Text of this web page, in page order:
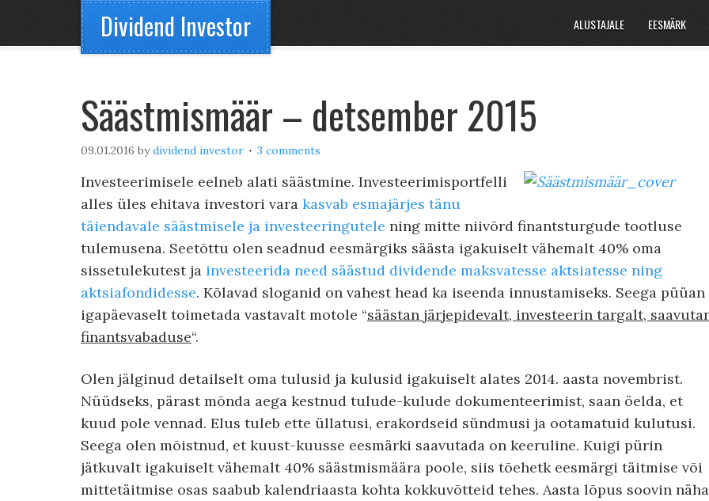
Dividend Investor ALUSTAJALE EESMÄRK
Säästmismäär – detsember 2015
09.01.2016 bydividend investor 3 comments
Investeerimisele eelneb alati säästmine. Investeerimisportfelli
alles üles ehitava investori vara kasvab esmajärjes tänu
täiendavale säästmisele ja investeeringutele ning mitte niivõrd finantsturgude tootluse
tulemusena. Seetõttu olen seadnud eesmärgiks säästa igakuiselt vähemalt 40% oma
sissetulekutest ja investeerida need säästud dividende maksvatesse aktsiatesse ning
aktsiafondidesse. Kõlavad sloganid on vahest head ka iseenda innustamiseks. Seega püüan
igapäevaselt toimetada vastavalt motole “säästan järjepidevalt, investeerin targalt,
finantsvabaduse“.
Olen jälginud detailselt oma tulusid ja kulusid igakuiselt alates 2014. aasta novembrist.
Nüüdseks, pärast mõnda aega kestnud tulude-kulude dokumenteerimist, saan öelda, et
kuud pole vennad. Elus tuleb ette üllatusi, erakordseid sündmusi ja ootamatuid kulutusi.
Seega olen mõistnud, et kuust-kuusse eesmärki saavutada on keeruline. Kuigi pürin
jätkuvalt igakuiselt vähemalt 40% säästmismäära poole, siis tõehetk eesmärgi täitmise või
mittetäitmise osas saabub kalendriaasta kohta kokkuvõtteid tehes. Aasta lõpus soovin